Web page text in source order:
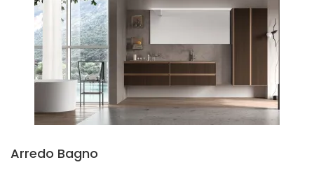
Arredo Bagno